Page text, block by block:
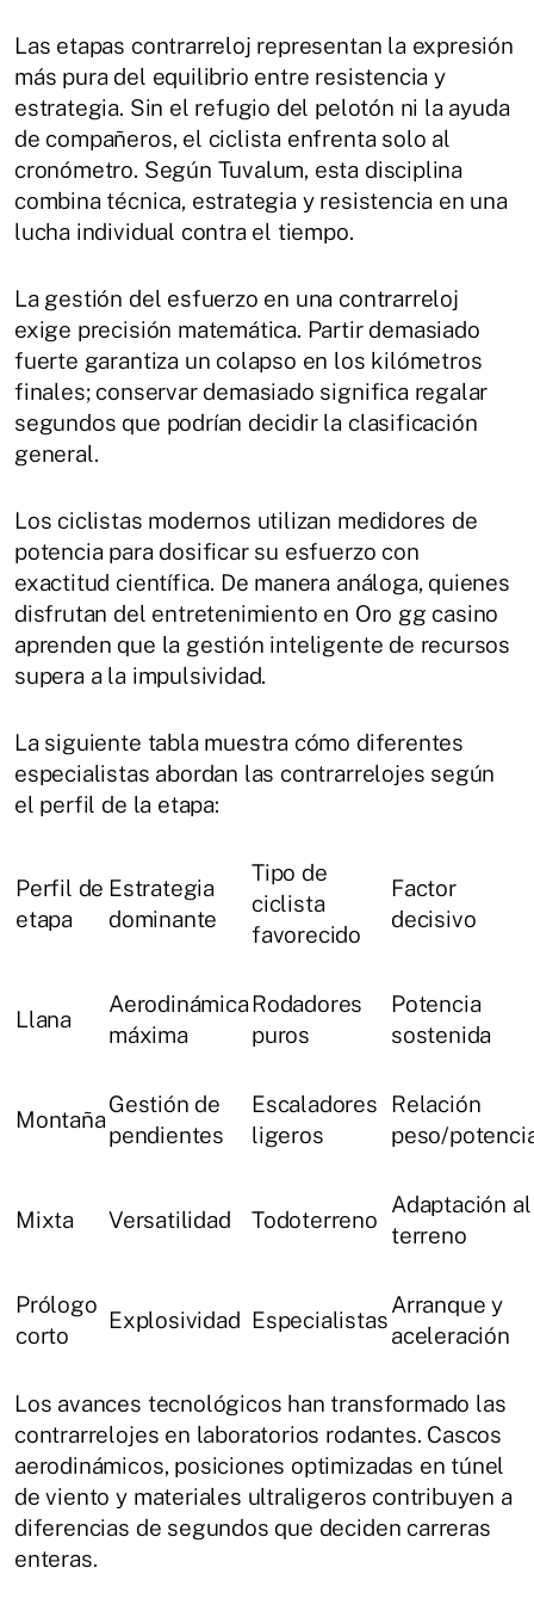
Las etapas contrarreloj representan la expresión
más pura del equilibrio entre resistencia y
estrategia. Sin el refugio del pelotón ni la ayuda
de compañeros, el ciclista enfrenta solo al
cronómetro. Según Tuvalum, esta disciplina
combina técnica, estrategia y resistencia en una
lucha individual contra el tiempo.
La gestión del esfuerzo en una contrarreloj
exige precisión matemática. Partir demasiado
fuerte garantiza un colapso en los kilómetros
finales; conservar demasiado significa regalar
segundos que podrían decidir la clasificación
general.
Los ciclistas modernos utilizan medidores de
potencia para dosificar su esfuerzo con
exactitud científica. De manera análoga, quienes
disfrutan del entretenimiento en Oro gg casino
aprenden que la gestión inteligente de recursos
supera a la impulsividad.
La siguiente tabla muestra cómo diferentes
especialistas abordan las contrarrelojes según
el perfil de la etapa:
Perfil de
etapa
Estrategia
dominante
Tipo de
ciclista
favorecido
Factor
decisivo
Llana
Aerodinámica
máxima
Rodadores
puros
Potencia
sostenida
Montaña
Gestión de
pendientes
Escaladores
ligeros
Relación
peso/
Mixta Versatilidad Todoterreno
Adaptación al
terreno
Prólogo
corto
Explosividad Especialistas
Arranque y
aceleración
Los avances tecnológicos han transformado las
contrarrelojes en laboratorios rodantes. Cascos
aerodinámicos, posiciones optimizadas en túnel
de viento y materiales ultraligeros contribuyen a
diferencias de segundos que deciden carreras
enteras.